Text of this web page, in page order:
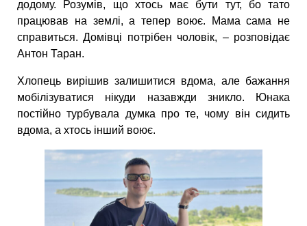
додому. Розумів, що хтось має бути тут, бо тато
працював на землі, а тепер воює. Мама сама не
справиться. Домівці потрібен чоловік, – розповідає
Антон Таран.
Хлопець вирішив залишитися вдома, але бажання
мобілізуватися нікуди назавжди зникло. Юнака
постійно турбувала думка про те, чому він сидить
вдома, а хтось інший воює.